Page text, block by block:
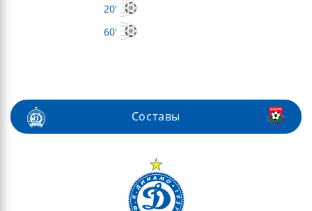
20'
60'
Составы